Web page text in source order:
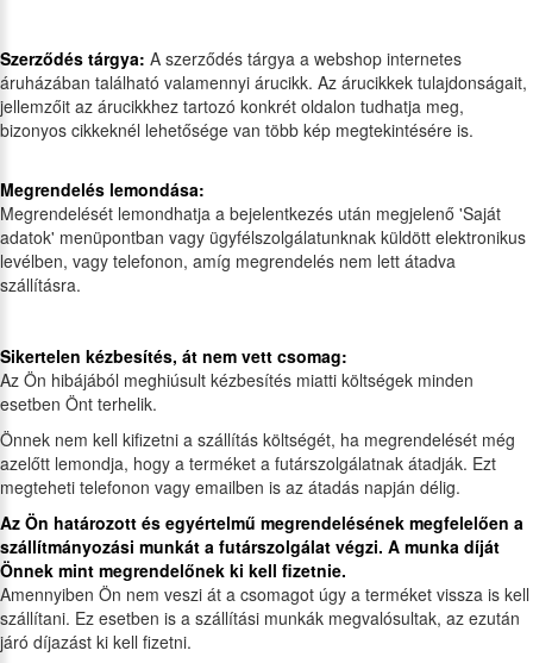
Szerződés tárgya: A szerződés tárgya a webshop internetes
áruházában található valamennyi árucikk. Az árucikkek tulajdonságait,
jellemzőit az árucikkhez tartozó konkrét oldalon tudhatja meg,
bizonyos cikkeknél lehetősége van több kép megtekintésére is.
Megrendelés lemondása:
Megrendelését lemondhatja a bejelentkezés után megjelenő 'Saját
adatok' menüpontban vagy ügyfélszolgálatunknak küldött elektronikus
levélben, vagy telefonon, amíg megrendelés nem lett átadva
szállításra.
Sikertelen kézbesítés, át nem vett csomag:
Az Ön hibájából meghiúsult kézbesítés miatti költségek minden
esetben Önt terhelik.
Önnek nem kell kifizetni a szállítás költségét, ha megrendelését még
azelőtt lemondja, hogy a terméket a futárszolgálatnak átadják. Ezt
megteheti telefonon vagy emailben is az átadás napján délig.
Az Ön határozott és egyértelmű megrendelésének megfelelően a
szállítmányozási munkát a futárszolgálat végzi. A munka díját
Önnek mint megrendelőnek ki kell fizetnie.
Amennyiben Ön nem veszi át a csomagot úgy a terméket vissza is kell
szállítani. Ez esetben is a szállítási munkák megvalósultak, az ezután
járó díjazást ki kell fizetni.